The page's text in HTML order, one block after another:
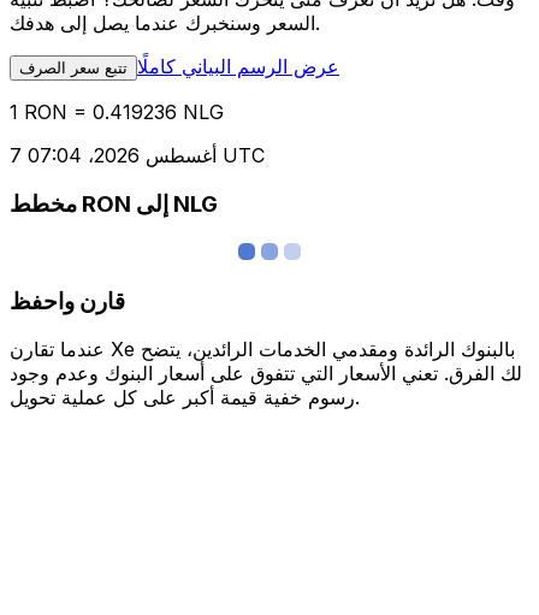
السعر وسنخبرك عندما يصل إلى هدفك.
تتبع سعر الصرف عرض الرسم البياني كاملًا
1 RON = 0.419236 NLG
7 أغسطس 2026، 07:04 UTC
مخطط RON إلى NLG
قارن واحفظ
عندما تقارن Xe بالبنوك الرائدة ومقدمي الخدمات الرائدين، يتضح
لك الفرق. تعني الأسعار التي تتفوق على أسعار البنوك وعدم وجود
رسوم خفية قيمة أكبر على كل عملية تحويل.